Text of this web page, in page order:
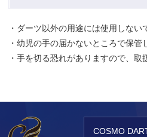
・ダーツ以外の用途には使用しない
・幼児の手の届かないところで保管
・手を切る恐れがありますので、取
COSMO